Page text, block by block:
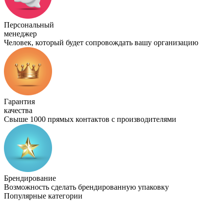
Персональный
менеджер
Человек, который будет сопровождать вашу организацию
Гарантия
качества
Свыше 1000 прямых контактов с производителями
Брендирование
Возможность сделать брендированную упаковку
Популярные категории